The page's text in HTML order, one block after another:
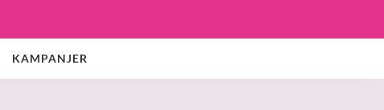
KAMPANJER